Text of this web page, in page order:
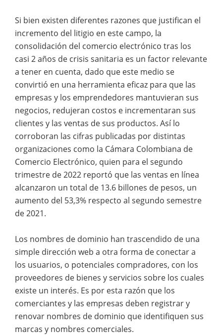
Si bien existen diferentes razones que justifican el
incremento del litigio en este campo, la
consolidación del comercio electrónico tras los
casi 2 años de crisis sanitaria es un factor relevante
a tener en cuenta, dado que este medio se
convirtió en una herramienta eficaz para que las
empresas y los emprendedores mantuvieran sus
negocios, redujeran costos e incrementaran sus
clientes y las ventas de sus productos. Así lo
corroboran las cifras publicadas por distintas
organizaciones como la Cámara Colombiana de
Comercio Electrónico, quien para el segundo
trimestre de 2022 reportó que las ventas en línea
alcanzaron un total de 13.6 billones de pesos, un
aumento del 53,3% respecto al segundo semestre
de 2021.
Los nombres de dominio han trascendido de una
simple dirección web a otra forma de conectar a
los usuarios, o potenciales compradores, con los
proveedores de bienes y servicios sobre los cuales
existe un interés. Es por esta razón que los
comerciantes y las empresas deben registrar y
renovar nombres de dominio que identifiquen sus
marcas y nombres comerciales.